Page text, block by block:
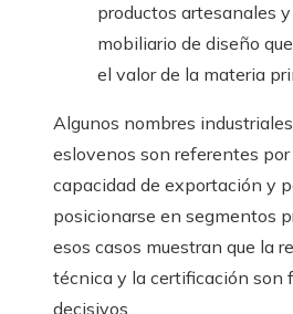
productos artesanales y
mobiliario de diseño
el valor de la materia
Algunos nombres industriales
eslovenos son referentes por
capacidad de exportación y
posicionarse en segmentos
esos casos muestran que la
técnica y la certificación son
decisivos.